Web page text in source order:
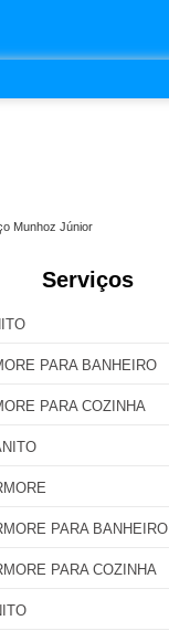
Munhoz Júnior
Serviços
PARA BANHEIRO
PARA COZINHA
PARA BANHEIRO
PARA COZINHA